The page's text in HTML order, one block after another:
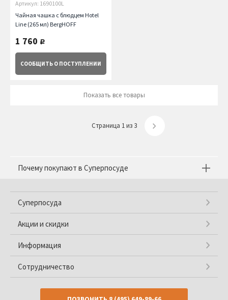
Артикул: 1690100L
Чайная чашка с блюдцем Hotel
Line (265 мл) BergHOFF
1 760 руб.
СООБЩИТЬ О ПОСТУПЛЕНИИ
Показать все товары
Страница 1 из 3
Почему покупают в Суперпосуде
Суперпосуда
Акции и скидки
Информация
Сотрудничество